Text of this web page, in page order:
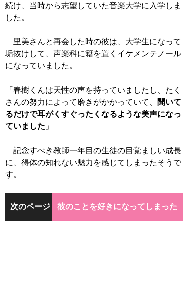
続け、当時から志望していた音楽大学に入学しま
した。
里美さんと再会した時の彼は、大学生になって
垢抜けして、声楽科に籍を置くイケメンテノール
になっていました。
「春樹くんは天性の声を持っていましたし、たく
さんの努力によって磨きがかかっていて、
聞いて
るだけで耳がくすぐったくなるような美声になっ
ていました 」
記念すべき教師一年目の生徒の目覚ましい成長
に、得体の知れない魅力を感じてしまったそうで
す。
次のページ 彼のことを好きになってしまった